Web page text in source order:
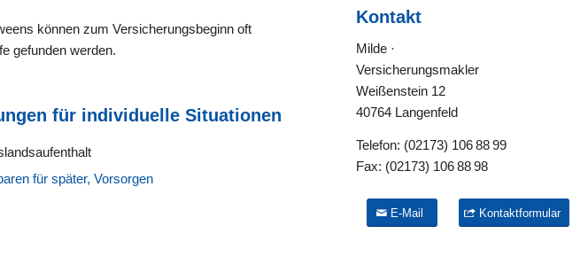
können zum Versicherungsbeginn oft
gefunden werden.
für individuelle Situationen
für später, Vorsorgen
Kontakt
Milde ·
Versicherungsmakler
Weißenstein 12
40764 Langenfeld
Telefon: (02173) 106 88 99
Fax: (02173) 106 88 98
E-Mail Kontaktformular